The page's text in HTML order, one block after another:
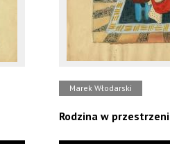
Marek Włodarski
Rodzina w przestrzeni